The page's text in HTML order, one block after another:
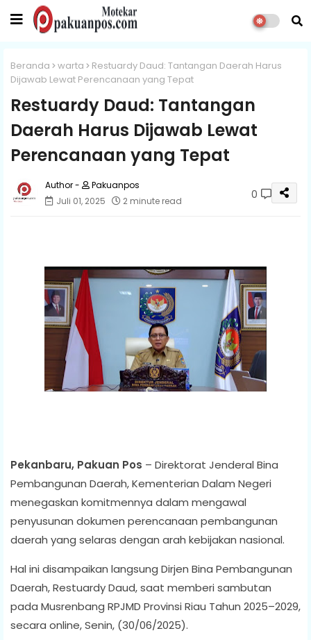
Beranda warta
Restuardy Daud: Tantangan Daerah Harus
Dijawab Lewat Perencanaan yang Tepat
Restuardy Daud: Tantangan
Daerah Harus Dijawab Lewat
Perencanaan yang Tepat
Pakuanpos
Juli 01, 2025
2 minute read 0
Pekanbaru, Pakuan Pos – Direktorat Jenderal Bina
Pembangunan Daerah, Kementerian Dalam Negeri
menegaskan komitmennya dalam mengawal
penyusunan dokumen perencanaan pembangunan
daerah yang selaras dengan arah kebijakan nasional.
Hal ini disampaikan langsung Dirjen Bina Pembangunan
Daerah, Restuardy Daud, saat memberi sambutan
pada Musrenbang RPJMD Provinsi Riau Tahun 2025–2029,
secara online, Senin, (30/06/2025).